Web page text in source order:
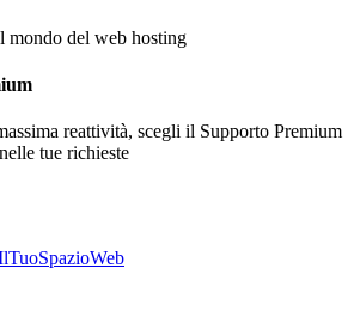
mondo del web hosting
reattività, scegli il Supporto Premium
tue richieste